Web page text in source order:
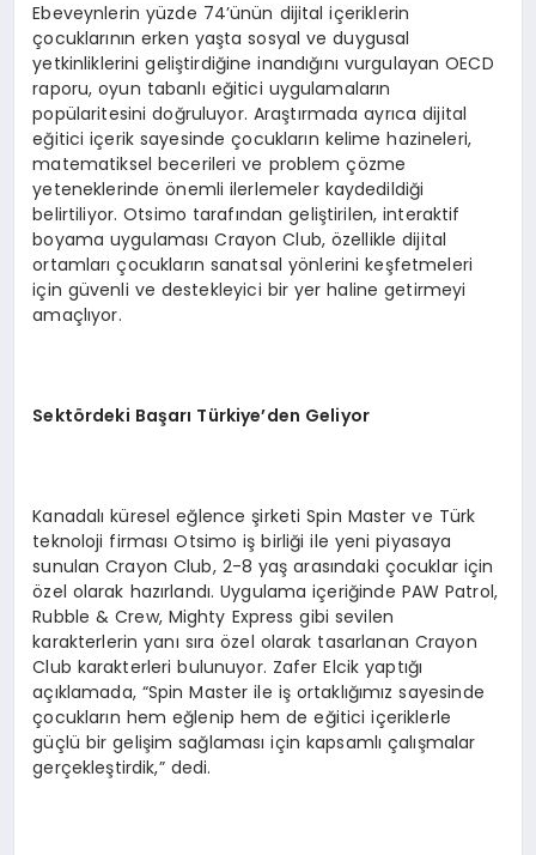
Ebeveynlerin yüzde 74’ünün dijital içeriklerin
çocuklarının erken yaşta sosyal ve duygusal
yetkinliklerini geliştirdiğine inandığını vurgulayan OECD
raporu, oyun tabanlı eğitici uygulamaların
popülaritesini doğruluyor. Araştırmada ayrıca dijital
eğitici içerik sayesinde çocukların kelime hazineleri,
matematiksel becerileri ve problem çözme
yeteneklerinde önemli ilerlemeler kaydedildiği
belirtiliyor. Otsimo tarafından geliştirilen, interaktif
boyama uygulaması Crayon Club, özellikle dijital
ortamları çocukların sanatsal yönlerini keşfetmeleri
için güvenli ve destekleyici bir yer haline getirmeyi
amaçlıyor.
Sektördeki Başarı Türkiye’den Geliyor
Kanadalı küresel eğlence şirketi Spin Master ve Türk
teknoloji firması Otsimo iş birliği ile yeni piyasaya
sunulan Crayon Club, 2-8 yaş arasındaki çocuklar için
özel olarak hazırlandı. Uygulama içeriğinde PAW Patrol,
Rubble & Crew, Mighty Express gibi sevilen
karakterlerin yanı sıra özel olarak tasarlanan Crayon
Club karakterleri bulunuyor. Zafer Elcik yaptığı
açıklamada, “Spin Master ile iş ortaklığımız sayesinde
çocukların hem eğlenip hem de eğitici içeriklerle
güçlü bir gelişim sağlaması için kapsamlı çalışmalar
gerçekleştirdik,” dedi.